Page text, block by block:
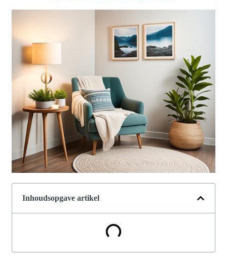
Inhoudsopgave artikel